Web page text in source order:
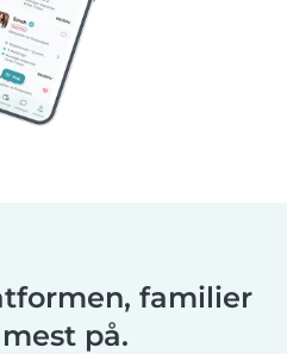
familier
på.